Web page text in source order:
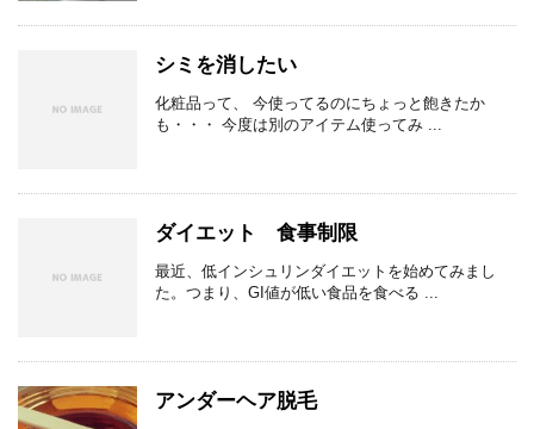
シミを消したい
化粧品って、 今使ってるのにちょっと飽きたか
も・・・ 今度は別のアイテム使ってみ ...
ダイエット 食事制限
最近、低インシュリンダイエットを始めてみまし
た。つまり、GI値が低い食品を食べる ...
アンダーヘア脱毛